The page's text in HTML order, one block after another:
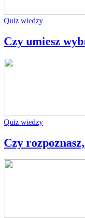
Quiz wiedzy
Czy umiesz
Quiz wiedzy
Czy